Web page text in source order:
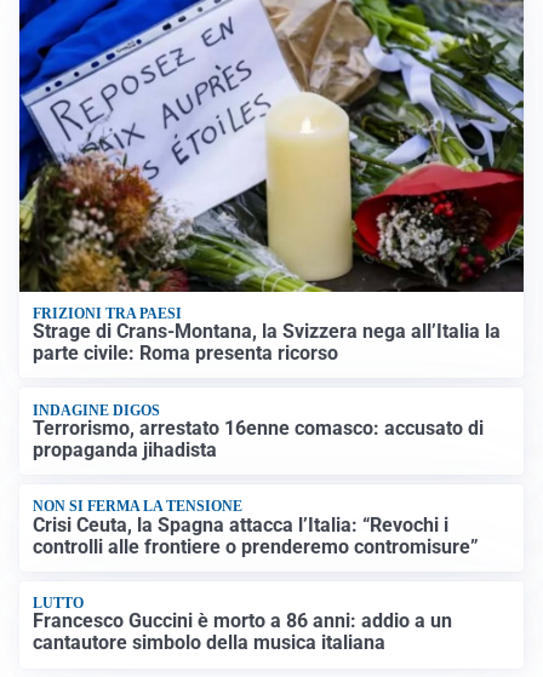
FRIZIONI TRA PAESI
Strage di Crans-Montana, la Svizzera nega all’Italia la
parte civile: Roma presenta ricorso
INDAGINE DIGOS
Terrorismo, arrestato 16enne comasco: accusato di
propaganda jihadista
NON SI FERMA LA TENSIONE
Crisi Ceuta, la Spagna attacca l’Italia: “Revochi i
controlli alle frontiere o prenderemo contromisure”
LUTTO
Francesco Guccini è morto a 86 anni: addio a un
cantautore simbolo della musica italiana